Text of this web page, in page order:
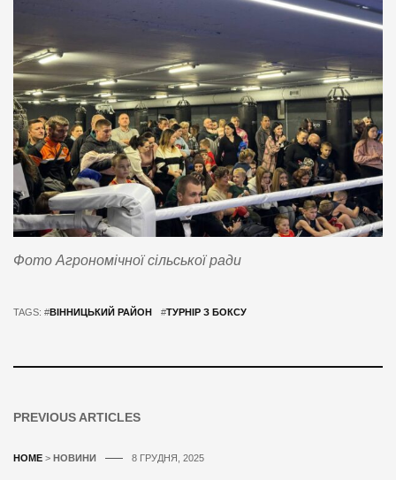
Фото Агрономічної сільської ради
TAGS: #ВІННИЦЬКИЙ РАЙОН #ТУРНІР З БОКСУ
PREVIOUS ARTICLES
HOME > НОВИНИ 8 ГРУДНЯ, 2025